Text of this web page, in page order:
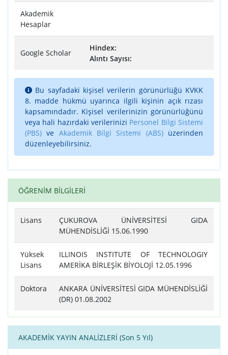
Akademik
Hesaplar
Google Scholar
Hindex:
Alıntı Sayısı:
Bu sayfadaki kişisel verilerin görünürlüğü KVKK
8. madde hükmü uyarınca ilgili kişinin açık rızası
kapsamındadır. Kişisel verilerinizin görünürlüğünü
veya hali hazırdaki verilerinizi Personel Bilgi Sistemi
(PBS) ve Akademik Bilgi Sistemi (ABS)üzerinden
düzenleyebilirsiniz.
ÖĞRENİM BİLGİLERİ
Lisans
ÇUKUROVA ÜNİVERSİTESİ GIDA
MÜHENDİSLİĞİ 15.06.1990
Yüksek
Lisans
ILLINOIS INSTITUTE OF TECHNOLOGIY
AMERİKA BİRLEŞİK BİYOLOJİ 12.05.1996
Doktora
ANKARA ÜNİVERSİTESİ GIDA MÜHENDİSLİĞİ
(DR) 01.08.2002
AKADEMİK YAYIN ANALİZLERİ (Son 5 Yıl)